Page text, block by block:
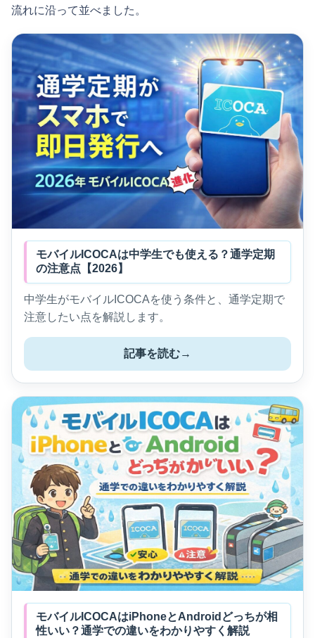
流れに沿って並べました。
モバイルICOCAは中学生でも使える？通学定期
の注意点【2026】
中学生がモバイルICOCAを使う条件と、通学定期で
注意したい点を解説します。
記事を読む→
モバイルICOCAはiPhoneとAndroidどっちが相
性いい？通学での違いをわかりやすく解説